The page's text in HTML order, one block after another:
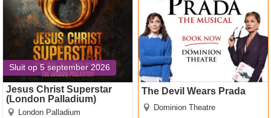
Sluit op 5 september 2026
Jesus Christ Superstar
(London Palladium)
London Palladium
The Devil Wears Prada
Dominion Theatre